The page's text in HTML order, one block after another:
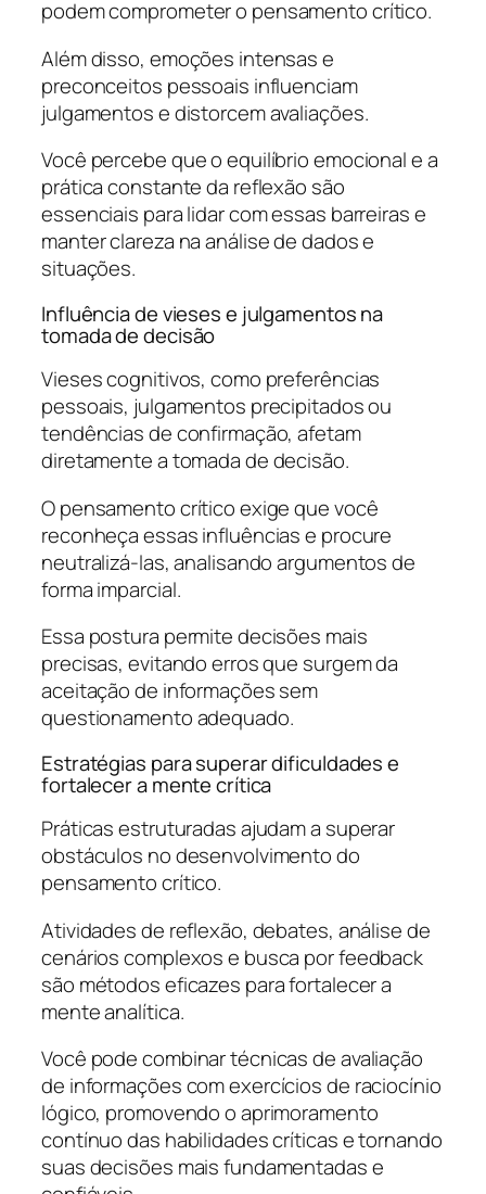
podem comprometer o pensamento crítico.
Além disso, emoções intensas e
preconceitos pessoais influenciam
julgamentos e distorcem avaliações.
Você percebe que o equilíbrio emocional e a
prática constante da reflexão são
essenciais para lidar com essas barreiras e
manter clareza na análise de dados e
situações.
Influência de vieses e julgamentos na
tomada de decisão
Vieses cognitivos, como preferências
pessoais, julgamentos precipitados ou
tendências de confirmação, afetam
diretamente a tomada de decisão.
O pensamento crítico exige que você
reconheça essas influências e procure
neutralizá-las, analisando argumentos de
forma imparcial.
Essa postura permite decisões mais
precisas, evitando erros que surgem da
aceitação de informações sem
questionamento adequado.
Estratégias para superar dificuldades e
fortalecer a mente crítica
Práticas estruturadas ajudam a superar
obstáculos no desenvolvimento do
pensamento crítico.
Atividades de reflexão, debates, análise de
cenários complexos e busca por feedback
são métodos eficazes para fortalecer a
mente analítica.
Você pode combinar técnicas de avaliação
de informações com exercícios de raciocínio
lógico, promovendo o aprimoramento
contínuo das habilidades críticas e tornando
suas decisões mais fundamentadas e